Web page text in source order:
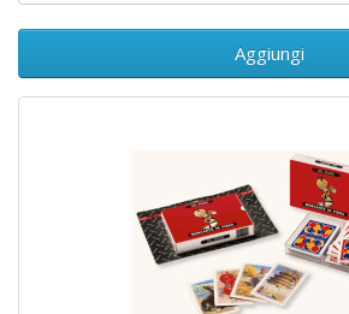
Aggiungi